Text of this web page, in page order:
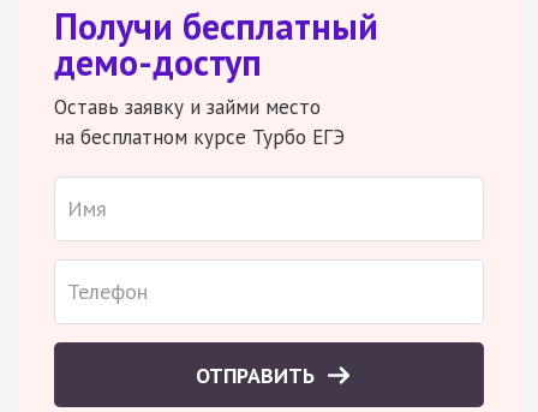
Получи бесплатный
демо-доступ
Оставь заявку и займи место
на бесплатном курсе Турбо ЕГЭ
ОТПРАВИТЬ